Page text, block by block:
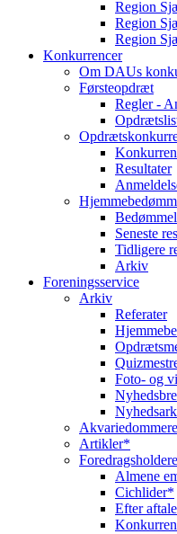
Region
Region
Region
Konkurrencer
Om DAUs
Førsteopdræt
Regler -
Resultater
Seneste
Tidligere
Arkiv
Foreningsservice
Arkiv
Referater
Foto- og
Artikler*
Almene
Cichlider*
Efter